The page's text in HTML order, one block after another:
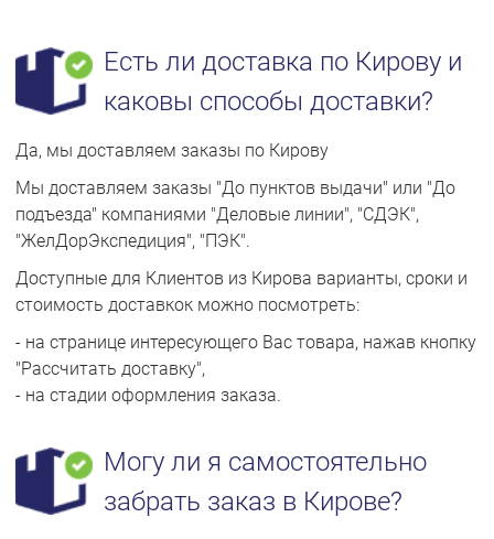
- НАДЕЖНО: Все товары при
перевозке надежно упакованы и
защищены от повреждений
застрахованы от потери и
повереждений, 100%-я гарантия
возврата или обмена
Есть ли доставка по Кирову и
каковы способы доставки?
Да, мы доставляем заказы по Кирову
Мы доставляем заказы "До пунктов выдачи" или "До
подъезда" компаниями "Деловые линии", "СДЭК",
"ЖелДорЭкспедиция", "ПЭК".
Доступные для Клиентов из Кирова варианты, сроки и
стоимость доставкок можно посмотреть:
- на странице интересующего Вас товара, нажав кнопку
"Рассчитать доставку",
- на стадии оформления заказа.
Могу ли я самостоятельно
забрать заказ в Кирове?